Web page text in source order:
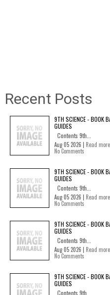
Recent Posts
9TH SCIENCE - BOOK
GUIDES
Contents 9th...
Aug 05 2026 | Read more
No Comments
9TH SCIENCE - BOOK
GUIDES
Contents 9th...
Aug 05 2026 | Read more
No Comments
9TH SCIENCE - BOOK
GUIDES
Contents 9th...
Aug 05 2026 | Read more
No Comments
9TH SCIENCE - BOOK
GUIDES
Contents 9th...